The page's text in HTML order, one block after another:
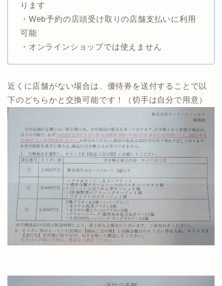
ります
・Web予約の店頭受け取りの店舗支払いに利用
可能
・オンラインショップでは使えません
近くに店舗がない場合は、優待券を送付することで以
下のどちらかと交換可能です！（切手は自分で用意）